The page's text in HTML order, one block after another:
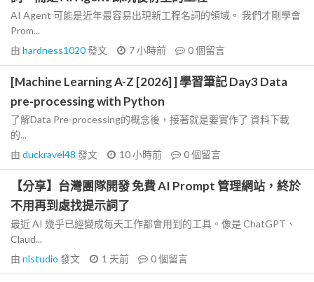
AI Agent 可能是近年最容易出現新工程名詞的領域。 我們才剛學會
Prom...
由 hardness1020發文 7 小時前 0個留言
[Machine Learning A-Z [2026] ] 學習筆記 Day3 Data
pre-processing with Python
了解Data Pre-processing的概念後，接著就是要實作了 資料下載
的...
由 duckravel48 發文 10 小時前 0個留言
【分享】台灣團隊開發 免費 AI Prompt 管理網站，終於
不用再到處找提示詞了
最近 AI 幾乎已經變成每天工作都會用到的工具。像是 ChatGPT、
Claud...
由 nlstudio 發文 1 天前 0個留言